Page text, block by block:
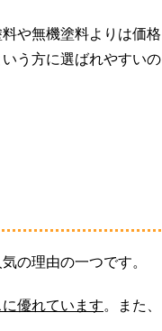
や無機塗料よりは価格
う方に選ばれやすいの
の理由の一つです。
優れています。また、